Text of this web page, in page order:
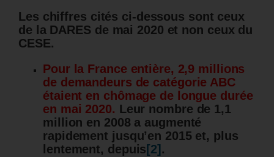
Les chiffres cités ci-dessous sont ceux
de la DARES de mai 2020 et non ceux du
CESE.
Pour la France entière, 2,9 millions
de demandeurs de catégorie ABC
étaient en chômage de longue durée
en mai 2020. Leur nombre de 1,1
million en 2008 a augmenté
rapidement jusqu’en 2015 et, plus
lentement, depuis [2] .